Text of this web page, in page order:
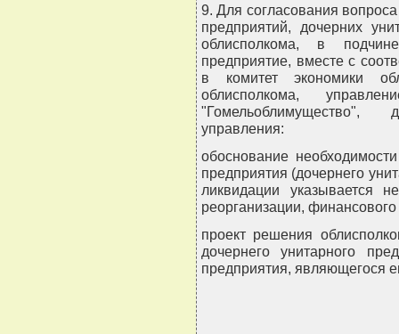
9. Для согласования
предприятий, дочерних
облисполкома, в
предприятие, вместе с
в комитет экономики
облисполкома,
"Гомельоблимущество",
управления:
обоснование
предприятия (дочернего
ликвидации указывается
реорганизации,
проект решения
дочернего унитарного
предприятия, являющегося